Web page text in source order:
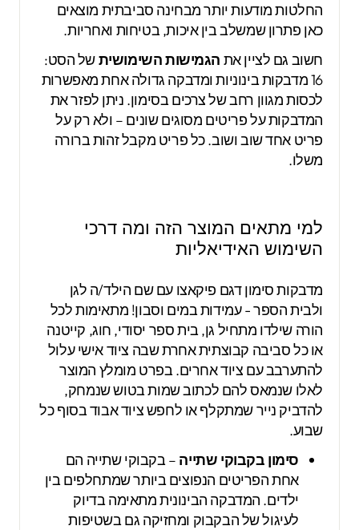
החלטות מודעות יותר מבחינה סביבתית מוצאים
כאן פתרון שמשלב בין איכות, בטיחות ואחריות.
חשוב גם לציין אתהגמישות השימושיתשל הסט:
16 מדבקות בינוניות ומדבקה גדולה אחת מאפשרות
לכסות מגוון רחב של צרכים בסימון. ניתן לפזר את
המדבקות על פריטים מסוגים שונים – ולא רק על
פריט אחד שוב ושוב. כל פריט מקבל זהות ברורה
משלו.
למי מתאים המוצר הזה ומה דרכי
השימוש האידיאליות
מדבקות סימון דגם פיקאצו עם שם הילד/ה לגן
ולבית הספר - עמידות במים וסבון! מתאימות לכל
הורה שילדו מתחיל גן, בית ספר יסודי, חוג, קייטנה
או כל סביבה קבוצתית אחרת שבה ציוד אישי עלול
להתערבב עם ציוד אחרים. בפרט מומלץ המוצר
לאלו שנמאס להם לכתוב שמות בטוש שנמחק,
להדביק נייר שמתקלף או לחפש ציוד אבוד בסוף כל
שבוע.
סימון בקבוקי שתייה– בקבוקי שתייה הם
אחת הפריטים הנפוצים ביותר שמתחלפים בין
ילדים. המדבקה הבינונית מתאימה בדיוק
לעיגול של הבקבוק ומחזיקה גם בשטיפות